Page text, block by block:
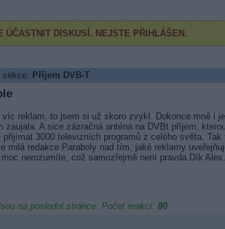
, sekce: Příjem DVB-T
víc reklam, to jsem si už skoro zvykl. Dokonce mně i
zaujala. A sice zázračná anténa na DVBt příjem,
3000 televizních programů z celého světa. Tak
milá redakce Paraboly nad tím, jaké reklamy
nerozumíte, což samozřejmě není pravda.Dík Alex.
na poslední stránce. Počet reakcí: 80